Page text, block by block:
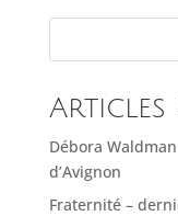
Articles
Débora
d’Avignon
Fraternité –